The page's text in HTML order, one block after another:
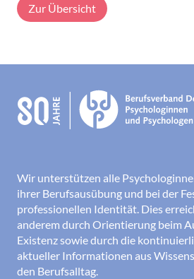
Zur Übersicht
Wir unterstützen alle
ihrer Berufsausübung und bei der
professionellen Identität. Dies
anderem durch Orientierung beim
Existenz sowie durch die
aktueller Informationen aus
den Berufsalltag.